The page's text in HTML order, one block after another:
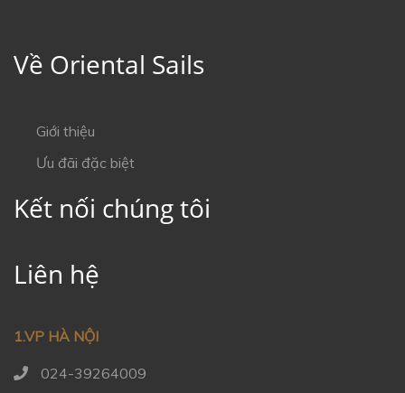
Về Oriental Sails
Giới thiệu
Ưu đãi đặc biệt
Kết nối chúng tôi
Liên hệ
1.VP HÀ NỘI
024-39264009